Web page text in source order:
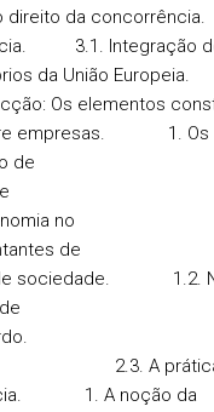
direito da
3.1. Integração
da União Europeia.
: Os elementos
empresas. 1. Os
de
no
de
1.2.
2.3. A
1. A noção da